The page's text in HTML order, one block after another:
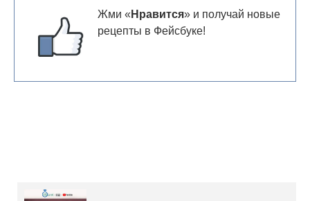
Жми « Нравится» и получай новые
рецепты в Фейсбуке!